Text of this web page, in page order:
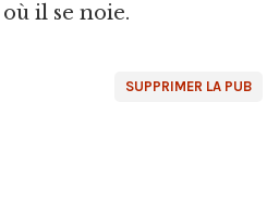
il se noie.
SUPPRIMER LA PUB